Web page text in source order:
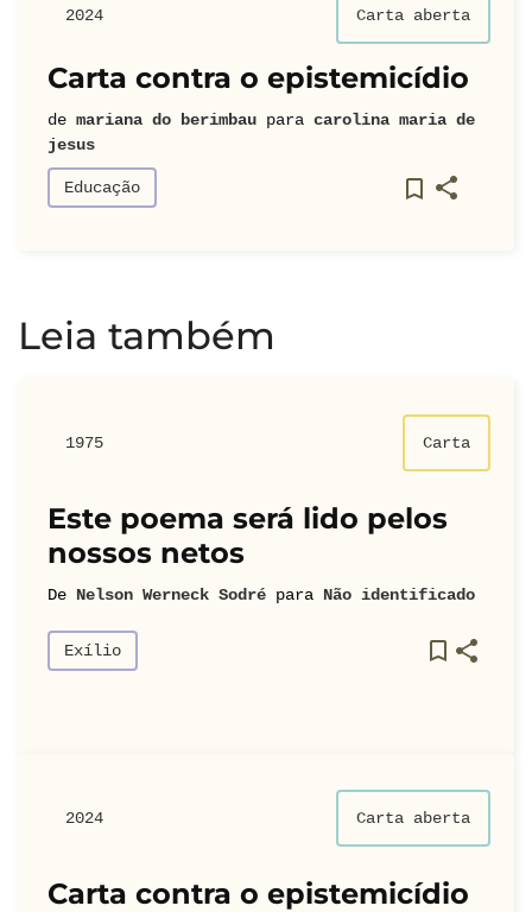
2024 Carta aberta
Carta contra o epistemicídio
de mariana do berimbau para carolina maria de
jesus
Educação
Leia também
1975 Carta
Este poema será lido pelos
nossos netos
De Nelson Werneck Sodré para Não identificado
Exílio
2024 Carta aberta
Carta contra o epistemicídio